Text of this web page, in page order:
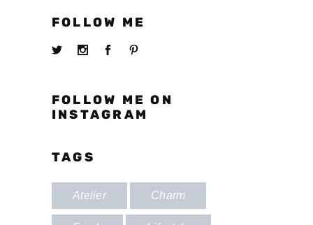
FOLLOW ME
FOLLOW ME ON
INSTAGRAM
TAGS
Atelier Charm